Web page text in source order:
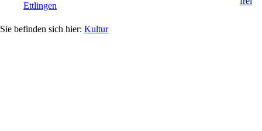
Ettlingen
Kultur